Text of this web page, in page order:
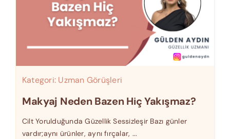
Kategori: Uzman Görüşleri
Makyaj Neden Bazen Hiç Yakışmaz?
Cilt Yorulduğunda Güzellik Sessizleşir Bazı günler
vardır;aynı ürünler, aynı fırçalar, ...